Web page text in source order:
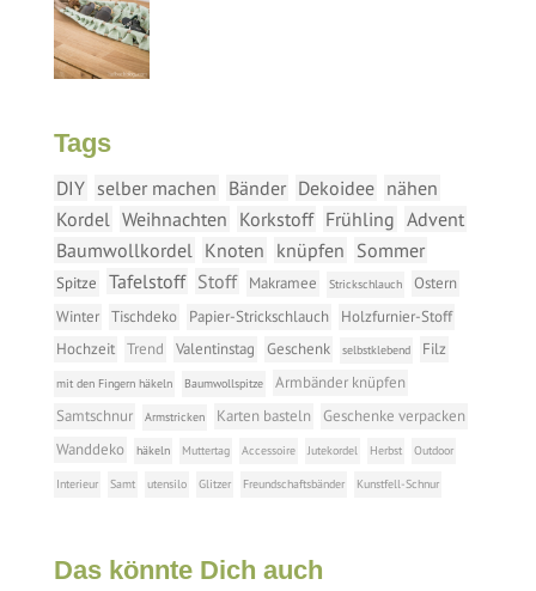
Tags
DIY selber machen Bänder Dekoidee nähen
Kordel Weihnachten Korkstoff Frühling Advent
Baumwollkordel
Knoten knüpfen Sommer
Spitze Tafelstoff Stoff Makramee Strickschlauch
Ostern
Winter
Tischdeko Papier-Strickschlauch
Holzfurnier-Stoff
Hochzeit
Trend Valentinstag Geschenk selbstklebend Filz
mit den Fingern häkeln Baumwollspitze
Armbänder knüpfen
Samtschnur
Armstricken Karten basteln
Geschenke verpacken
Wanddeko
häkeln Muttertag Accessoire Jutekordel Herbst Outdoor
Interieur Samt utensilo Glitzer Freundschaftsbänder Kunstfell-Schnur
Das könnte Dich auch